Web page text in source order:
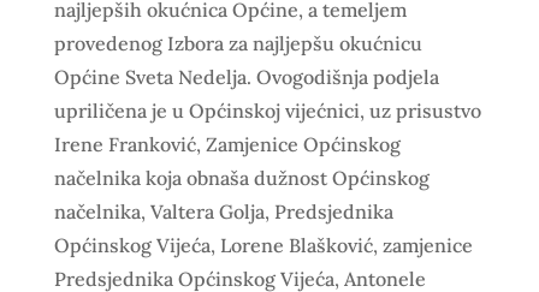
najljepših okućnica Općine, a temeljem
provedenog Izbora za najljepšu okućnicu
Općine Sveta Nedelja. Ovogodišnja podjela
upriličena je u Općinskoj vijećnici, uz prisustvo
Irene Franković, Zamjenice Općinskog
načelnika koja obnaša dužnost Općinskog
načelnika, Valtera Golja, Predsjednika
Općinskog Vijeća, Lorene Blašković, zamjenice
Predsjednika Općinskog Vijeća, Antonele